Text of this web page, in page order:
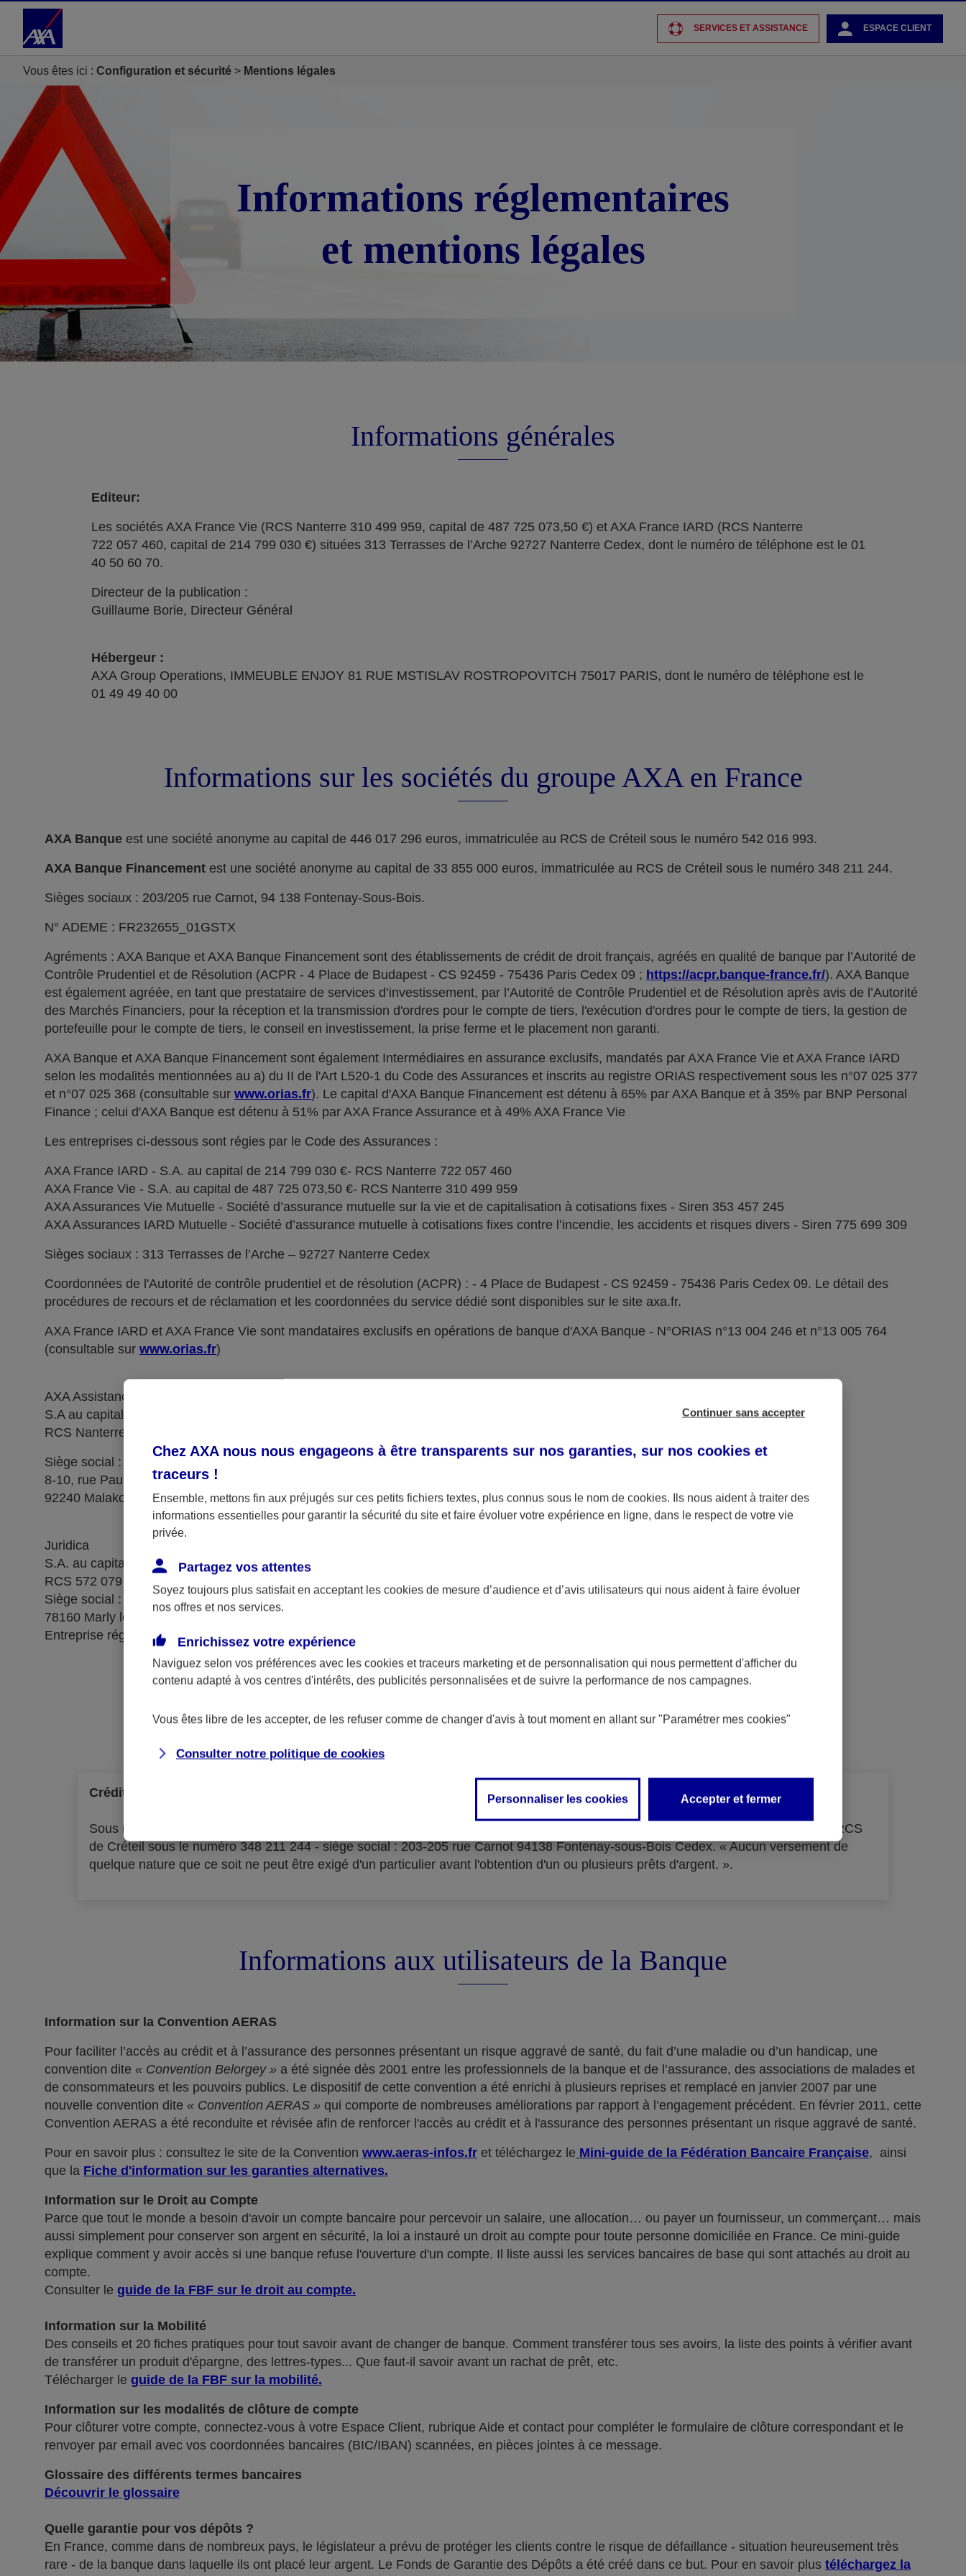
Accéder au Contenu
SERVICES ET ASSISTANCE ESPACE CLIENT
Vous êtes ici : Configuration et sécurité Mentions légales
Informations réglementaires
et mentions légales
Informations générales
Editeur:
Les sociétés AXA France Vie (RCS Nanterre 310 499 959, capital de 487 725 073,50 €) et AXA France IARD (RCS Nanterre
722 057 460, capital de 214 799 030 €) situées 313 Terrasses de l’Arche 92727 Nanterre Cedex, dont le numéro de téléphone est le 01
40 50 60 70.
Directeur de la publication :
Guillaume Borie, Directeur Général
Hébergeur :
AXA Group Operations, IMMEUBLE ENJOY 81 RUE MSTISLAV ROSTROPOVITCH 75017 PARIS, dont le numéro de téléphone est le
01 49 49 40 00
Informations sur les sociétés du groupe AXA en France
AXA Banque est une société anonyme au capital de 446 017 296 euros, immatriculée au RCS de Créteil sous le numéro 542 016 993.
AXA Banque Financement est une société anonyme au capital de 33 855 000 euros, immatriculée au RCS de Créteil sous le numéro 348 211 244.
Sièges sociaux : 203/205 rue Carnot, 94 138 Fontenay-Sous-Bois.
N° ADEME : FR232655_01GSTX
Agréments : AXA Banque et AXA Banque Financement sont des établissements de crédit de droit français, agréés en qualité de banque par l’Autorité de
Contrôle Prudentiel et de Résolution (ACPR - 4 Place de Budapest - CS 92459 - 75436 Paris Cedex 09 ; https://acpr.banque-france.fr/). AXA Banque
est également agréée, en tant que prestataire de services d’investissement, par l’Autorité de Contrôle Prudentiel et de Résolution après avis de l’Autorité
des Marchés Financiers, pour la réception et la transmission d'ordres pour le compte de tiers, l'exécution d'ordres pour le compte de tiers, la gestion de
portefeuille pour le compte de tiers, le conseil en investissement, la prise ferme et le placement non garanti.
AXA Banque et AXA Banque Financement sont également Intermédiaires en assurance exclusifs, mandatés par AXA France Vie et AXA France IARD
selon les modalités mentionnées au a) du II de l'Art L520-1 du Code des Assurances et inscrits au registre ORIAS respectivement sous les n°07 025 377
et n°07 025 368 (consultable sur www.orias.fr). Le capital d'AXA Banque Financement est détenu à 65% par AXA Banque et à 35% par BNP Personal
Finance ; celui d'AXA Banque est détenu à 51% par AXA France Assurance et à 49% AXA France Vie
Les entreprises ci-dessous sont régies par le Code des Assurances :
AXA France IARD - S.A. au capital de 214 799 030 €- RCS Nanterre 722 057 460
AXA France Vie - S.A. au capital de 487 725 073,50 €- RCS Nanterre 310 499 959
AXA Assurances Vie Mutuelle - Société d’assurance mutuelle sur la vie et de capitalisation à cotisations fixes - Siren 353 457 245
AXA Assurances IARD Mutuelle - Société d’assurance mutuelle à cotisations fixes contre l’incendie, les accidents et risques divers - Siren 775 699 309
Sièges sociaux : 313 Terrasses de l’Arche – 92727 Nanterre Cedex
Coordonnées de l'Autorité de contrôle prudentiel et de résolution (ACPR) : - 4 Place de Budapest - CS 92459 - 75436 Paris Cedex 09. Le détail des
procédures de recours et de réclamation et les coordonnées du service dédié sont disponibles sur le site axa.fr.
AXA France IARD et AXA France Vie sont mandataires exclusifs en opérations de banque d'AXA Banque - N°ORIAS n°13 004 246 et n°13 005 764
(consultable sur www.orias.fr)
AXA Assistance France Assurances,
S.A au capital de 51 429 430,40 €,
RCS Nanterre 415 392 724
Siège social :
8-10, rue Paul Vaillant Couturier
92240 Malakoff
Juridica
S.A. au capital de 14 627 854,68 €
RCS 572 079 150 Versailles
Siège social : 1, place Victorien Sardou
78160 Marly le Roi
Entreprise régie par le code des assurances
Réserves d'acceptation du crédit
Crédit à la consommation
Sous réserve d'acceptation par l'organisme prêteur : AXA Banque Financement – SA au capital de 33 855 000 € - immatriculée au RCS
de Créteil sous le numéro 348 211 244 - siège social : 203-205 rue Carnot 94138 Fontenay-sous-Bois Cedex. « Aucun versement de
quelque nature que ce soit ne peut être exigé d'un particulier avant l'obtention d'un ou plusieurs prêts d'argent. ».
Informations aux utilisateurs de la Banque
Information sur la Convention AERAS
Pour faciliter l’accès au crédit et à l’assurance des personnes présentant un risque aggravé de santé, du fait d’une maladie ou d’un handicap, une
convention dite « Convention Belorgey » a été signée dès 2001 entre les professionnels de la banque et de l’assurance, des associations de malades et
de consommateurs et les pouvoirs publics. Le dispositif de cette convention a été enrichi à plusieurs reprises et remplacé en janvier 2007 par une
nouvelle convention dite « Convention AERAS » qui comporte de nombreuses améliorations par rapport à l’engagement précédent. En février 2011, cette
Convention AERAS a été reconduite et révisée afin de renforcer l'accès au crédit et à l'assurance des personnes présentant un risque aggravé de santé.
Pour en savoir plus : consultez le site de la Convention www.aeras-infos.fr et téléchargez le Mini-guide de la Fédération Bancaire Française, ainsi
que la Fiche d'information sur les garanties alternatives.
Information sur le Droit au Compte
Parce que tout le monde a besoin d'avoir un compte bancaire pour percevoir un salaire, une allocation… ou payer un fournisseur, un commerçant… mais
aussi simplement pour conserver son argent en sécurité, la loi a instauré un droit au compte pour toute personne domiciliée en France. Ce mini-guide
explique comment y avoir accès si une banque refuse l'ouverture d'un compte. Il liste aussi les services bancaires de base qui sont attachés au droit au
compte.
Consulter le guide de la FBF sur le droit au compte.
Information sur la Mobilité
Des conseils et 20 fiches pratiques pour tout savoir avant de changer de banque. Comment transférer tous ses avoirs, la liste des points à vérifier avant
de transférer un produit d'épargne, des lettres-types... Que faut-il savoir avant un rachat de prêt, etc.
Télécharger le guide de la FBF sur la mobilité.
Information sur les modalités de clôture de compte
Pour clôturer votre compte, connectez-vous à votre Espace Client, rubrique Aide et contact pour compléter le formulaire de clôture correspondant et le
renvoyer par email avec vos coordonnées bancaires (BIC/IBAN) scannées, en pièces jointes à ce message.
Glossaire des différents termes bancaires
Découvrir le glossaire
Quelle garantie pour vos dépôts ?
En France, comme dans de nombreux pays, le législateur a prévu de protéger les clients contre le risque de défaillance - situation heureusement très
rare - de la banque dans laquelle ils ont placé leur argent. Le Fonds de Garantie des Dépôts a été créé dans ce but. Pour en savoir plus téléchargez la
Continuer sans accepter
Chez AXA nous nous engageons à être transparents sur nos garanties, sur nos cookies et
traceurs !
Ensemble, mettons fin aux préjugés sur ces petits fichiers textes, plus connus sous le nom de cookies. Ils nous aident à traiter des
informations essentielles pour garantir la sécurité du site et faire évoluer votre expérience en ligne, dans le respect de votre vie
privée.
Partagez vos attentes
Soyez toujours plus satisfait en acceptant les cookies de mesure d’audience et d’avis utilisateurs qui nous aident à faire évoluer
nos offres et nos services.
Enrichissez votre expérience
Naviguez selon vos préférences avec les cookies et traceurs marketing et de personnalisation qui nous permettent d'afficher du
contenu adapté à vos centres d'intérêts, des publicités personnalisées et de suivre la performance de nos campagnes.
Vous êtes libre de les accepter, de les refuser comme de changer d'avis à tout moment en allant sur "Paramétrer mes cookies"
Consulter notre politique de cookies
Personnaliser les cookies Accepter et fermer